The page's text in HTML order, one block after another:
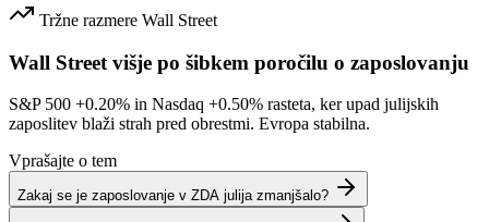
Tržne razmere Wall Street
Wall Street višje po šibkem poročilu o zaposlovanju
S&P 500 +0.20% in Nasdaq +0.50% rasteta, ker upad julijskih
zaposlitev blaži strah pred obrestmi. Evropa stabilna.
Vprašajte o tem
Zakaj se je zaposlovanje v ZDA julija zmanjšalo?